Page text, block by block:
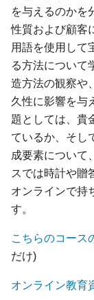
を与えるのかを
性質および顧客
用語を使用して
る方法について
造方法の観察や
久性に影響を与
題としては、貴
ているか、そし
成要素について
スでは時計や贈
オンラインで持
す。
こちらのコース
だけ)
オンライン教育